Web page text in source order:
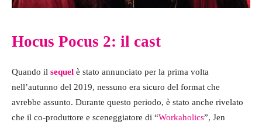
Hocus Pocus 2: il cast
Quando il sequel è stato annunciato per la prima volta
nell’autunno del 2019, nessuno era sicuro del format che
avrebbe assunto. Durante questo periodo, è stato anche rivelato
che il co-produttore e sceneggiatore di “Workaholics”, Jen